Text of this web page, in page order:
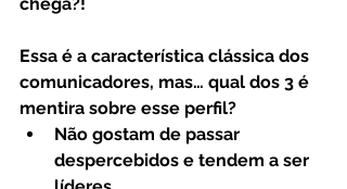
Essa é a característica clássica dos
comunicadores, mas… qual dos 3 é
mentira sobre esse perfil?
Não gostam de passar
despercebidos e tendem a ser